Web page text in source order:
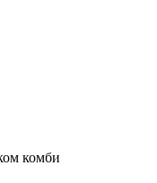
комби